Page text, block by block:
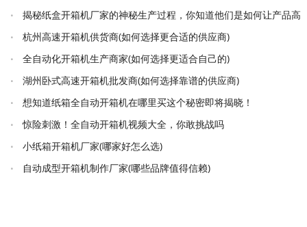
揭秘纸盒开箱机厂家的神秘生产过程，你知道他们是如何让产品高
效出厂的吗
杭州高速开箱机供货商(如何选择更合适的供应商)
全自动化开箱机生产商家(如何选择更适合自己的)
湖州卧式高速开箱机批发商(如何选择靠谱的供应商)
想知道纸箱全自动开箱机在哪里买这个秘密即将揭晓！
惊险刺激！全自动开箱机视频大全，你敢挑战吗
小纸箱开箱机厂家(哪家好怎么选)
自动成型开箱机制作厂家(哪些品牌值得信赖)